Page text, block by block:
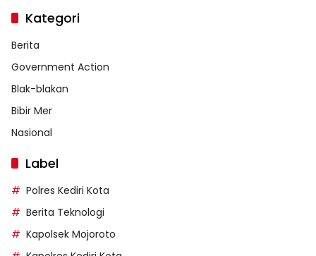
Kategori
Berita
Government Action
Blak-blakan
Bibir Mer
Nasional
Label
Polres Kediri Kota
Berita Teknologi
Kapolsek Mojoroto